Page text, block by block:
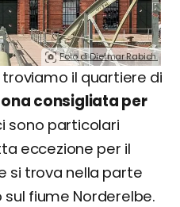
Foto di Dietmar Rabich.
il quartiere di
consigliata per
sono particolari
eccezione per il
si trova nella parte
fiume Norderelbe.